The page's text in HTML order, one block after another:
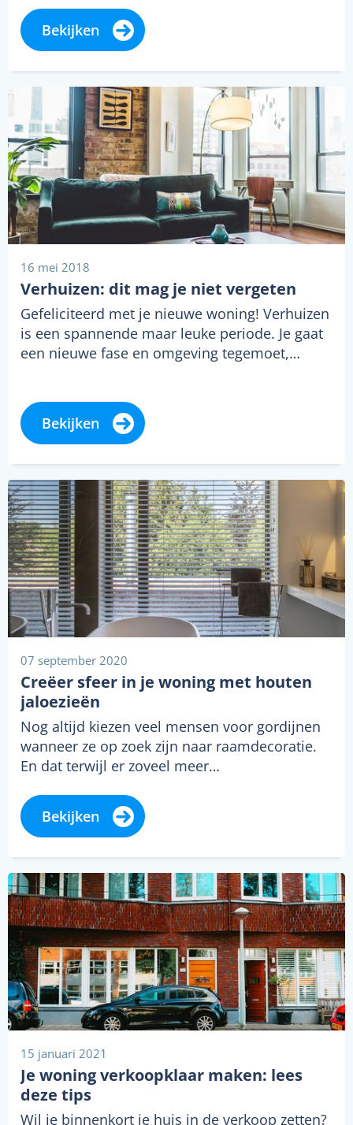
Bekijken
16 mei 2018
Verhuizen: dit mag je niet vergeten
Gefeliciteerd met je nieuwe woning! Verhuizen
is een spannende maar leuke periode. Je gaat
een nieuwe fase en omgeving tegemoet,…
Bekijken
07 september 2020
Creëer sfeer in je woning met houten
jaloezieën
Nog altijd kiezen veel mensen voor gordijnen
wanneer ze op zoek zijn naar raamdecoratie.
En dat terwijl er zoveel meer…
Bekijken
15 januari 2021
Je woning verkoopklaar maken: lees
deze tips
Wil je binnenkort je huis in de verkoop zetten?